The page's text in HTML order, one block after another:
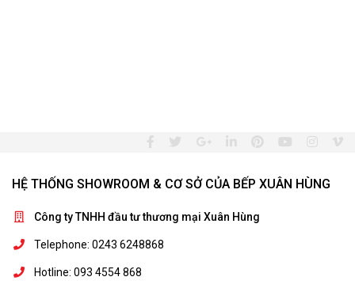
HỆ THỐNG SHOWROOM & CƠ SỞ CỦA BẾP XUÂN HÙNG
Công ty TNHH đầu tư thương mại Xuân Hùng
Telephone: 0243 6248868
Hotline: 093 4554 868